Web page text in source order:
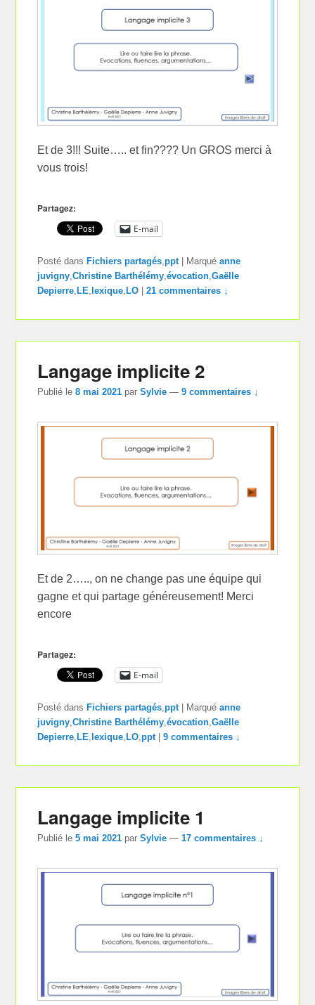
Et de 3!!! Suite….. et fin???? Un GROS merci à
vous trois!
Partagez:
E-mail
Posté dans Fichiers partagés ,ppt | Marqué anne
juvigny ,Christine Barthélémy ,évocation ,Gaëlle
Depierre ,LE lexique ,LO |21 commentaires ↓
Langage implicite 2
Publié le8 mai 2021 parSylvie —9 commentaires ↓
Et de 2….., on ne change pas une équipe qui
gagne et qui partage généreusement! Merci
encore
Partagez:
E-mail
Posté dans Fichiers partagés ,ppt | Marqué anne
juvigny ,Christine Barthélémy ,évocation ,Gaëlle
Depierre ,LE lexique ,LO ,ppt |9 commentaires ↓
Langage implicite 1
Publié le5 mai 2021 parSylvie —17 commentaires ↓